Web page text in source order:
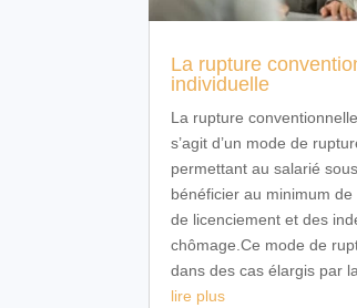
La rupture
individuelle
La rupture
s’agit d’un mode de
permettant au salarié
bénéficier au minimum de
de licenciement et des
chômage.Ce mode de
dans des cas élargis par
lire plus